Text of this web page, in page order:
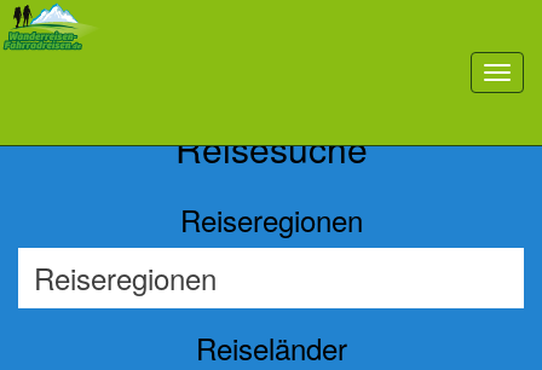
toggle
Reisesuche
Reiseregionen
Reiseländer